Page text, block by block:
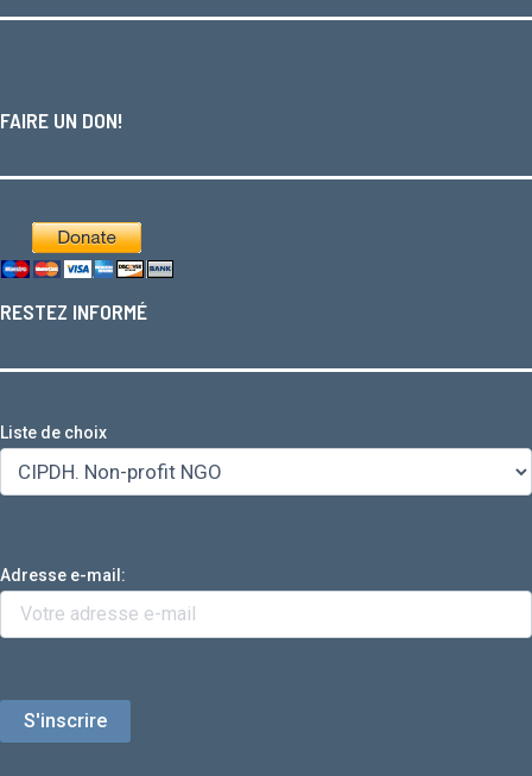
FAIRE UN DON!
RESTEZ INFORMÉ
Liste de choix
Adresse e-mail: